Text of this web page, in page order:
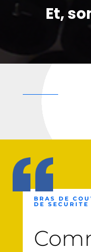
Et,
BRAS DE
DE SECURITE